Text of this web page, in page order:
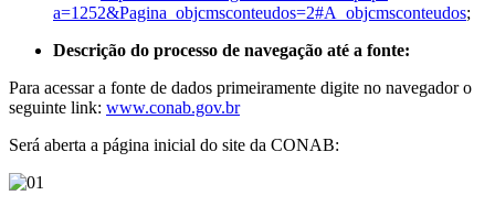
a=1252&Pagina_objcmsconteudos=2#A_objcmsconteudos;
Descrição do processo de navegação até a fonte:
Para acessar a fonte de dados primeiramente digite no navegador o
seguinte link: www.conab.gov.br
Será aberta a página inicial do site da CONAB: